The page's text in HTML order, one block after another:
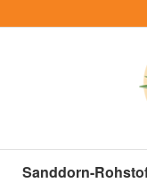
Sanddorn-